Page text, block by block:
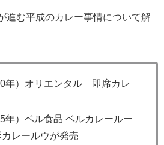
進む平成のカレー事情について解
年）オリエンタル 即席カレ
年）ベル食品 ベルカレールー
レールウが発売